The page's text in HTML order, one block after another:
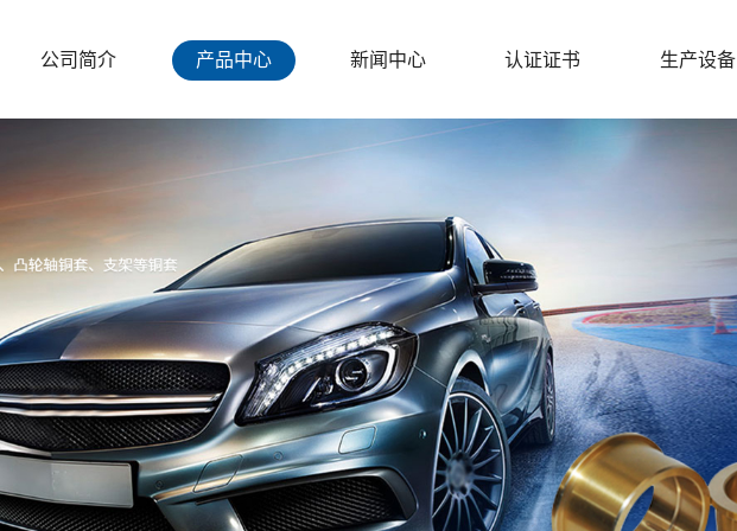
公司简介 产品中心 新闻中心 认证证书 生产设备